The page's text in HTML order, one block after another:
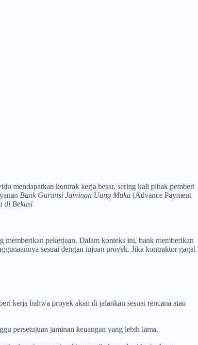
mendapatkan kontrak kerja besar, sering kali pihak pemberi
Bank Garansi Jaminan Uang Muka (Advance Payment
di Bekasi
memberikan pekerjaan. Dalam konteks ini, bank memberikan
sesuai dengan tujuan proyek. Jika kontraktor gagal
kerja bahwa proyek akan di jalankan sesuai rencana atau
persetujuan jaminan keuangan yang lebih lama.